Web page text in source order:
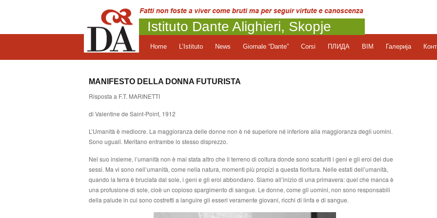
Istituto Dante Alighieri, Skopje
Home L’Istituto News Giornale “Dante” Corsi ПЛИДА BIM Галерија
MANIFESTO DELLA DONNA FUTURISTA
Risposta a F.T. MARINETTI
di Valentine de Saint-Point, 1912
L’Umanità è mediocre. La maggioranza delle donne non è né superiore né inferiore alla maggioranza degli uomini.
Sono uguali. Meritano entrambe lo stesso disprezzo.
Nel suo insieme, l’umanità non è mai stata altro che il terreno di coltura donde sono scaturiti i geni e gli eroi dei due
sessi. Ma vi sono nell’umanità, come nella natura, momenti più propizi a questa fioritura. Nelle estati dell’umanità,
quando la terra è bruciata dal sole, i geni e gli eroi abbondano. Siamo all’inizio di una primavera: quel che manca è
una profusione di sole, cioè un copioso spargimento di sangue. Le donne, come gli uomini, non sono responsabili
della palude in cui sono costretti a languire gli esseri veramente giovani, ricchi di linfa e di sangue.